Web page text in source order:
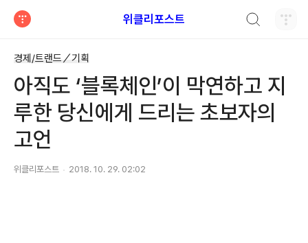
위클리포스트
경제/트랜드／기획
아직도 ‘블록체인’이 막연하고 지
루한 당신에게 드리는 초보자의
고언
위클리포스트 2018. 10. 29. 02:02